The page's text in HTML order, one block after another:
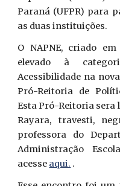
Paraná (UFPR) para
as duas instituições.
O NAPNE, criado
elevado à
Acessibilidade na
Pró-Reitoria de
Esta Pró-Reitoria sera
Rayara, travesti,
professora do
Administração
acesse aqui. .